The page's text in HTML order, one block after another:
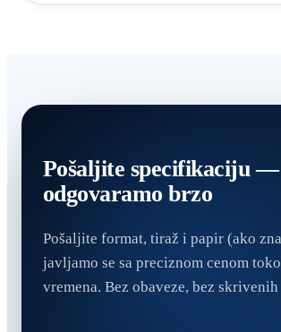
Pošaljite specifikaciju —
odgovaramo brzo
Pošaljite format, tiraž i papir (ako
javljamo se sa preciznom cenom
vremena. Bez obaveze, bez